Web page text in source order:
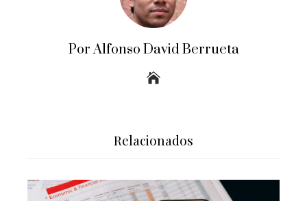
Por Alfonso David Berrueta
Relacionados